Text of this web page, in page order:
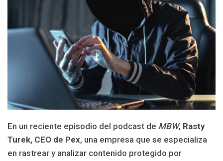
En un reciente episodio del podcast de MBW, Rasty
Turek, CEO de Pex, una empresa que se especializa
en rastrear y analizar contenido protegido por